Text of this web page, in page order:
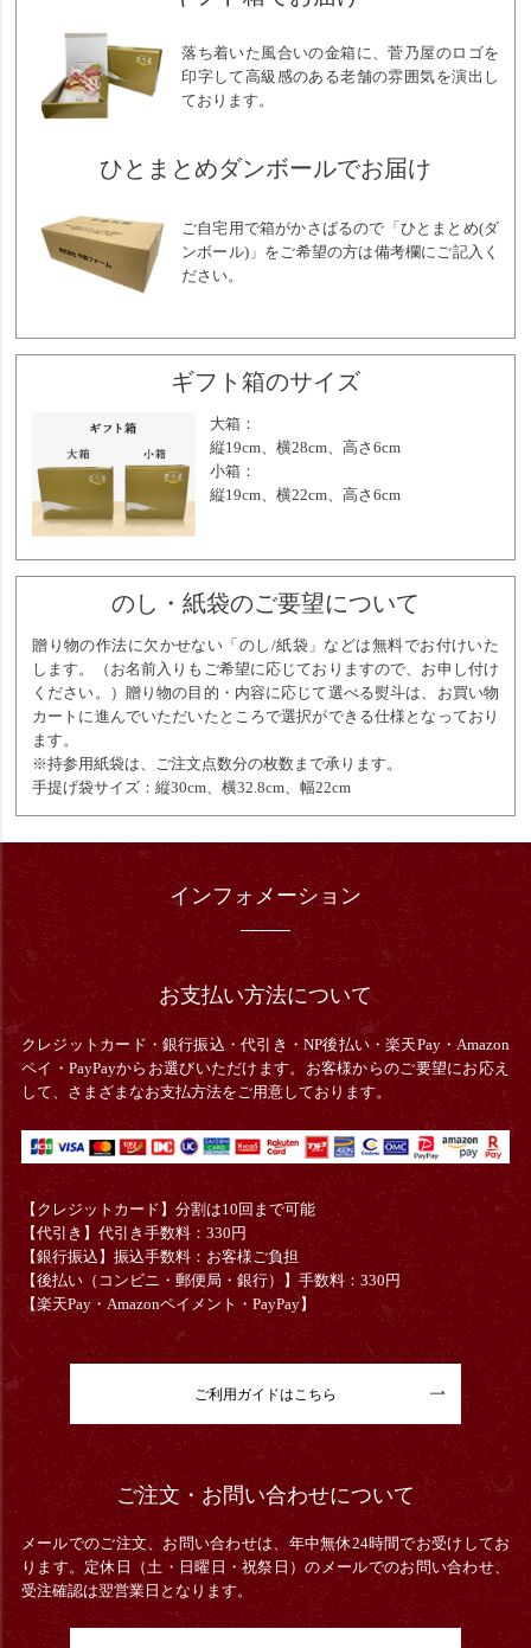
落ち着いた風合いの金箱に、菅乃屋のロゴを
印字して高級感のある老舗の雰囲気を演出し
ております。
ひとまとめダンボールでお届け
ご自宅用で箱がかさばるので「ひとまとめ(ダ
ンボール)」をご希望の方は備考欄にご記入く
ださい。
ギフト箱のサイズ
大箱：
縦19cm、横28cm、高さ6cm
小箱：
縦19cm、横22cm、高さ6cm
のし・紙袋のご要望について
贈り物の作法に欠かせない「のし/紙袋」などは無料でお付けいた
します。（お名前入りもご希望に応じておりますので、お申し付け
ください。）贈り物の目的・内容に応じて選べる熨斗は、お買い物
カートに進んでいただいたところで選択ができる仕様となっており
ます。
※持参用紙袋は、ご注文点数分の枚数まで承ります。
手提げ袋サイズ：縦30cm、横32.8cm、幅22cm
インフォメーション
お支払い方法について
クレジットカード・銀行振込・代引き・NP後払い・楽天Pay・Amazon
ペイ・PayPayからお選びいただけます。お客様からのご要望にお応え
して、さまざまなお支払方法をご用意しております。
【クレジットカード】分割は10回まで可能
【代引き】代引き手数料：330円
【銀行振込】振込手数料：お客様ご負担
【後払い（コンビニ・郵便局・銀行）】手数料：330円
【楽天Pay・Amazonペイメント・PayPay】
ご利用ガイドはこちら
ご注文・お問い合わせについて
メールでのご注文、お問い合わせは、年中無休24時間でお受けしてお
ります。定休日（土・日曜日・祝祭日）のメールでのお問い合わせ、
受注確認は翌営業日となります。